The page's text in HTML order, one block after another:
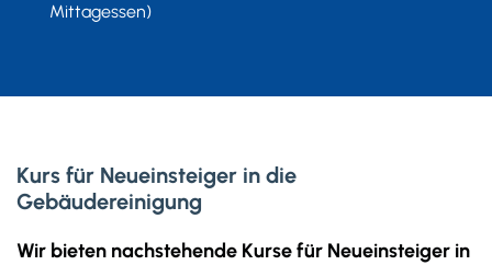
Mittagessen)
Kurs für Neueinsteiger in die
Gebäudereinigung
Wir bieten nachstehende Kurse für Neueinsteiger in